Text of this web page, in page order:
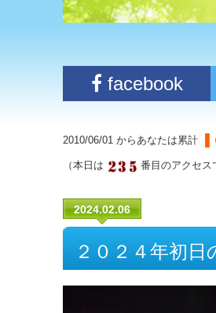
facebook
2010/06/01 からあなたは累計
（本日は 番目のアクセ
2024.02.06
２０２４年初